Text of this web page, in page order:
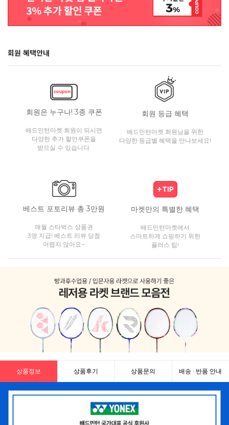
회원 혜택안내
회원은 누구나! 3종 쿠폰
배드민턴마켓 회원이 되시면
다양한 추가 할인쿠폰을
받으실 수 있습니다.
회원 등급 혜택
배드민턴마켓 회원님을 위한
다양한 등급별 혜택을 만나보세요!
베스트 포토리뷰 총 3만원
매월 스타벅스 상품권
3명 지급! 베스트 리뷰 당첨
어렵지 않아요~
마켓만의 특별한 혜택
배드민턴마켓에서
스마트하게 쇼핑하기 위한
플러스 팁!
상품정보 상품후기 상품문의 배송 · 반품 안내